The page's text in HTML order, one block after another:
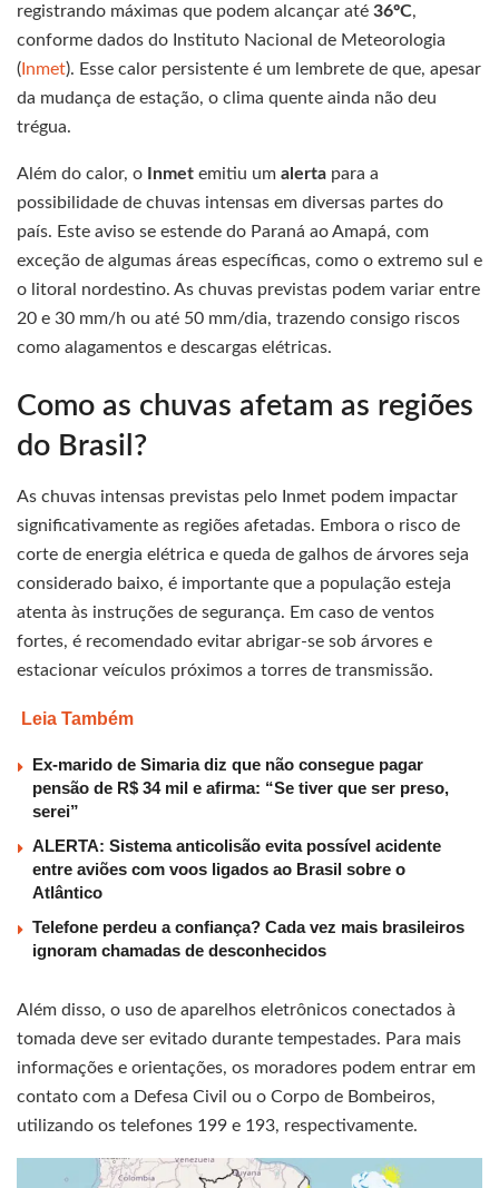
registrando máximas que podem alcançar até 36ºC,
conforme dados do Instituto Nacional de Meteorologia
( Inmet). Esse calor persistente é um lembrete de que, apesar
da mudança de estação, o clima quente ainda não deu
trégua.
Além do calor, o Inmet emitiu um alerta para a
possibilidade de chuvas intensas em diversas partes do
país. Este aviso se estende do Paraná ao Amapá, com
exceção de algumas áreas específicas, como o extremo sul e
o litoral nordestino. As chuvas previstas podem variar entre
20 e 30 mm/h ou até 50 mm/dia, trazendo consigo riscos
como alagamentos e descargas elétricas.
Como as chuvas afetam as regiões
do Brasil?
As chuvas intensas previstas pelo Inmet podem impactar
significativamente as regiões afetadas. Embora o risco de
corte de energia elétrica e queda de galhos de árvores seja
considerado baixo, é importante que a população esteja
atenta às instruções de segurança. Em caso de ventos
fortes, é recomendado evitar abrigar-se sob árvores e
estacionar veículos próximos a torres de transmissão.
Leia Também
Ex-marido de Simaria diz que não consegue pagar
pensão de R$ 34 mil e afirma: “Se tiver que ser preso,
serei”
ALERTA: Sistema anticolisão evita possível acidente
entre aviões com voos ligados ao Brasil sobre o
Atlântico
Telefone perdeu a confiança? Cada vez mais brasileiros
ignoram chamadas de desconhecidos
Além disso, o uso de aparelhos eletrônicos conectados à
tomada deve ser evitado durante tempestades. Para mais
informações e orientações, os moradores podem entrar em
contato com a Defesa Civil ou o Corpo de Bombeiros,
utilizando os telefones 199 e 193, respectivamente.